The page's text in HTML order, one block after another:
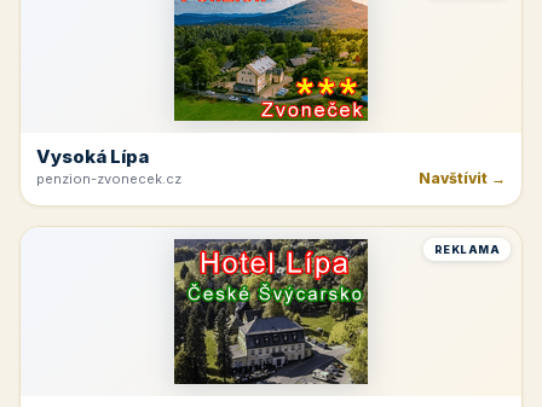
Vysoká Lípa
penzion-zvonecek.cz Navštívit →
REKLAMA